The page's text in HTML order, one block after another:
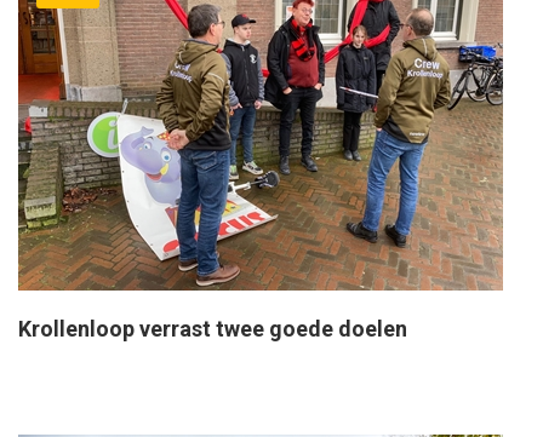
Krollenloop verrast twee goede doelen